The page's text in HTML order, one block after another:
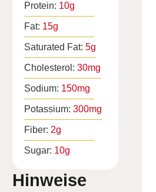
Protein: 10g
Fat: 15g
Saturated Fat: 5g
Cholesterol: 30mg
Sodium: 150mg
Potassium: 300mg
Fiber: 2g
Sugar: 10g
Hinweise